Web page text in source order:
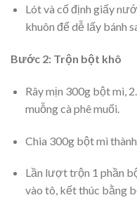
Lót và cố định giấy
khuôn để dễ lấy bánh
Bước 2: Trộn bột khô
Rây mịn 300g bột mì,
muỗng cà phê muối.
Chia 300g bột mì
Lần lượt trộn 1 phần
vào tô, kết thúc bằng